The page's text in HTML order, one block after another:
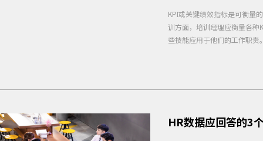
KPI或关键绩效指标是可衡量
训方面，培训经理应衡量各种
些技能应用于他们的工作职责
HR数据应回答的3